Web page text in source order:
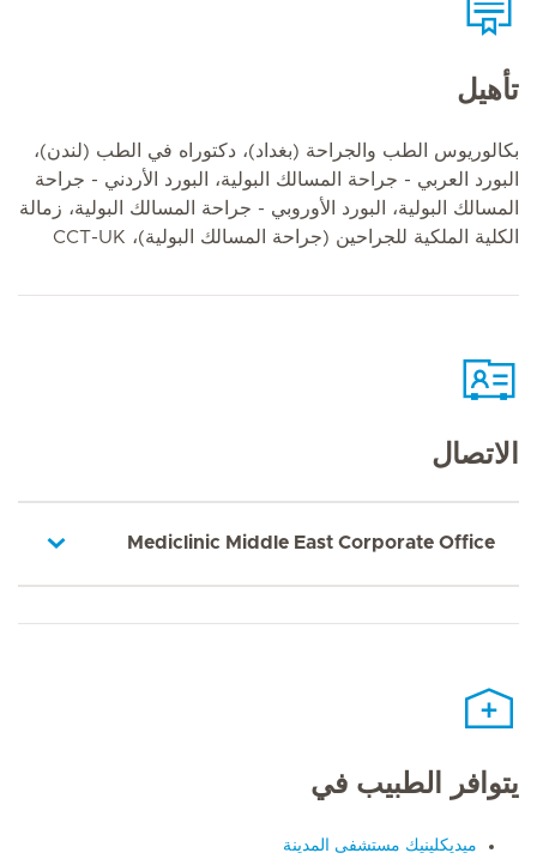
تأهيل
بكالوريوس الطب والجراحة (بغداد)، دكتوراه في الطب (لندن)،
البورد العربي - جراحة المسالك البولية، البورد الأردني - جراحة
المسالك البولية، البورد الأوروبي - جراحة المسالك البولية، زمالة
الكلية الملكية للجراحين (جراحة المسالك البولية)، CCT-UK
الاتصال
Mediclinic Middle East Corporate Office
يتوافر الطبيب في
ميديكلينيك مستشفى المدينة